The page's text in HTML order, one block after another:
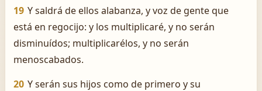
19 Y saldrá de ellos alabanza, y voz de gente que
está en regocijo: y los multiplicaré, y no serán
disminuídos; multiplicarélos, y no serán
menoscabados.
20 Y serán sus hijos como de primero y su